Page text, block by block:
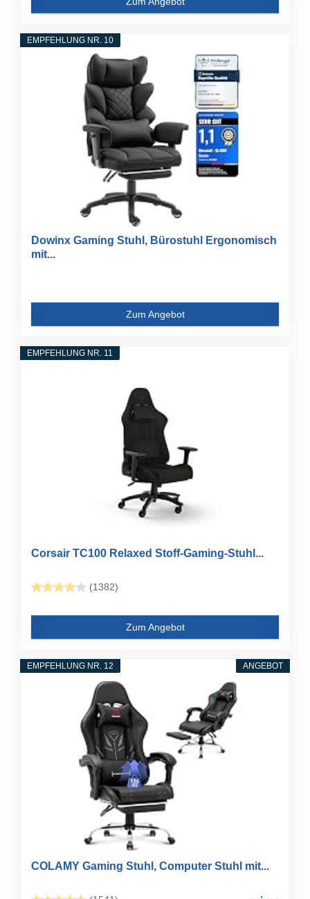
EMPFEHLUNG NR. 10
Dowinx Gaming Stuhl, Bürostuhl Ergonomisch
mit...
Zum Angebot
EMPFEHLUNG NR. 11
Corsair TC100 Relaxed Stoff-Gaming-Stuhl...
(1382)
Zum Angebot
ANGEBOT
EMPFEHLUNG NR. 12
COLAMY Gaming Stuhl, Computer Stuhl mit...